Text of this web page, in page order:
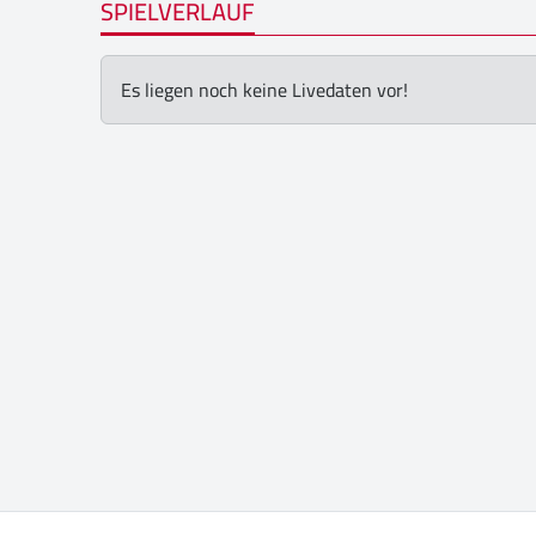
SPIELVERLAUF
Es liegen noch keine Livedaten vor!